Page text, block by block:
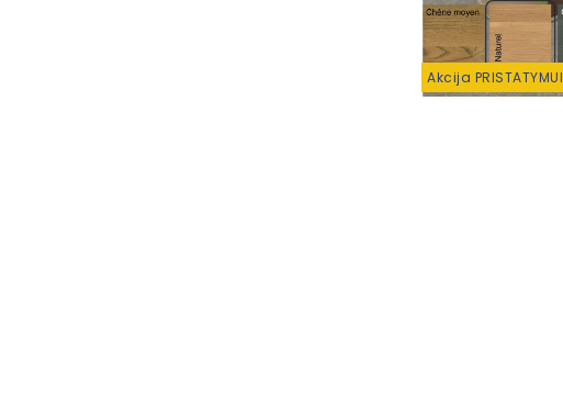
Akcija PRISTATYMUI